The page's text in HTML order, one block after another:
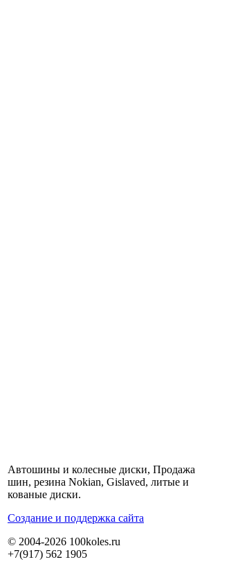
Автошины и колесные диски, Продажа
шин, резина Nokian, Gislaved, литые и
кованые диски.
Cоздание и поддержка сайта
© 2004-2026 100koles.ru
+7(917) 562 1905